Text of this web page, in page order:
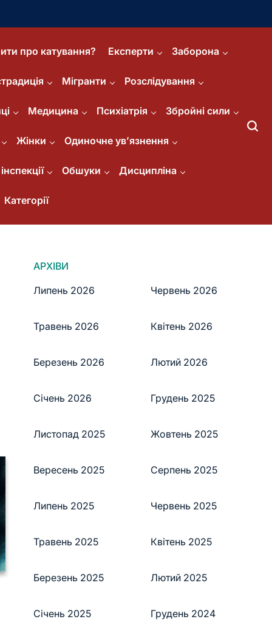
про катування? Експерти Заборона
Мігранти Розслідування
Медицина Психіатрія Збройні сили
Жінки Одиночне ув’язнення
Обшуки Дисципліна
Категорії
АРХІВИ
Липень 2026
Червень 2026
Травень 2026 Квітень 2026
Березень 2026 Лютий 2026
Січень 2026 Грудень 2025
Листопад 2025 Жовтень 2025
Вересень 2025 Серпень 2025
Липень 2025 Червень 2025
Травень 2025 Квітень 2025
Березень 2025 Лютий 2025
Січень 2025 Грудень 2024